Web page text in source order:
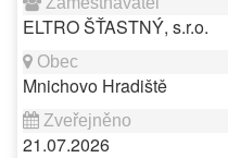
ELTRO ŠŤASTNÝ, s.r.o.
Mnichovo Hradiště
21.07.2026